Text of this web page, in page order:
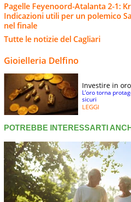
Pagelle Feyenoord-Atalanta 2-1:
Indicazioni utili per un polemico
nel finale
Tutte le notizie del Cagliari
Gioielleria Delfino
Investire in oro
L’oro torna
sicuri
LEGGI